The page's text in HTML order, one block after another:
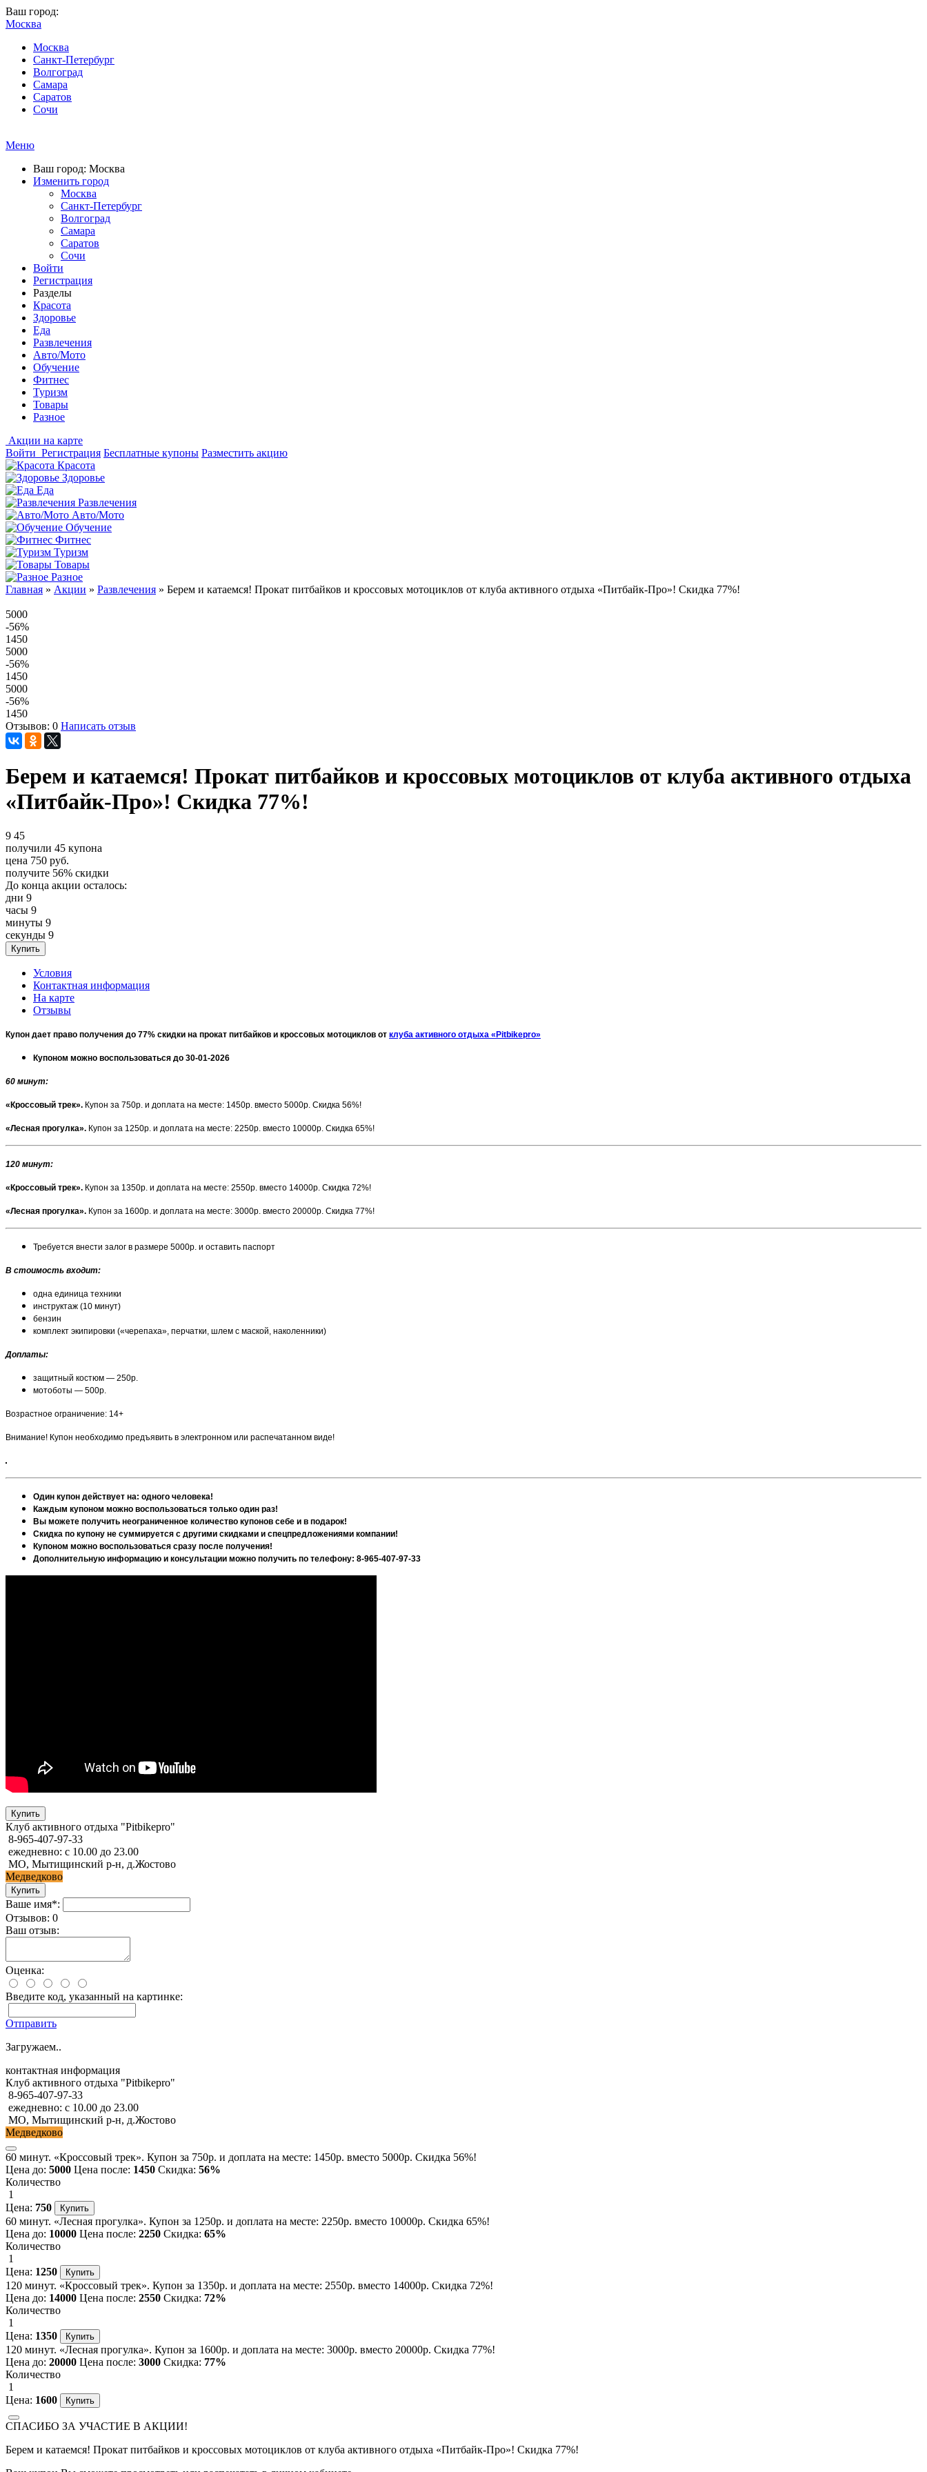
Ваш город:
Москва
Москва
Санкт-Петербург
Волгоград
Самара
Саратов
Сочи
Меню
Ваш город: Москва
Изменить город
Москва
Санкт-Петербург
Волгоград
Самара
Саратов
Сочи
Войти
Регистрация
Разделы
Красота
Здоровье
Еда
Развлечения
Авто/Мото
Обучение
Фитнес
Туризм
Товары
Разное
Акции на карте
Войти Регистрация Бесплатные купоны Разместить акцию
Красота
Здоровье
Еда
Развлечения
Авто/Мото
Обучение
Фитнес
Туризм
Товары
Разное
Главная » Акции » Развлечения » Берем и катаемся! Прокат питбайков и кроссовых мотоциклов от клуба активного отдыха «Питбайк-Про»! Скидка 77%!
5000
-56%
1450
5000
-56%
1450
5000
-56%
1450
Отзывов: 0 Написать отзыв
Берем и катаемся! Прокат питбайков и кроссовых мотоциклов от клуба активного отдыха
«Питбайк-Про»! Скидка 77%!
9 45
получили 45 купона
цена 750 руб.
получите 56% скидки
До конца акции осталось:
дни 9
часы 9
минуты 9
секунды 9
Условия
Контактная информация
На карте
Отзывы
Купон дает право получения до 77% скидки на прокат питбайков и кроссовых мотоциклов от клуба активного отдыха «Pitbikepro»
Купоном можно воспользоваться до 30-01-2026
60 минут:
«Кроссовый трек». Купон за 750р. и доплата на месте: 1450р. вместо 5000р. Скидка 56%!
«Лесная прогулка». Купон за 1250р. и доплата на месте: 2250р. вместо 10000р. Скидка 65%!
120 минут:
«Кроссовый трек». Купон за 1350р. и доплата на месте: 2550р. вместо 14000р. Скидка 72%!
«Лесная прогулка». Купон за 1600р. и доплата на месте: 3000р. вместо 20000р. Скидка 77%!
Требуется внести залог в размере 5000р. и оставить паспорт
В стоимость входит:
одна единица техники
инструктаж (10 минут)
бензин
комплект экипировки («черепаха», перчатки, шлем с маской, наколенники)
Доплаты:
защитный костюм — 250р.
мотоботы — 500р.
Возрастное ограничение: 14+
Внимание! Купон необходимо предъявить в электронном или распечатанном виде!
Один купон действует на: одного человека!
Каждым купоном можно воспользоваться только один раз!
Вы можете получить неограниченное количество купонов себе и в подарок!
Скидка по купону не суммируется с другими скидками и спецпредложениями компании!
Купоном можно воспользоваться сразу после получения!
Дополнительную информацию и консультации можно получить по телефону: 8-965-407-97-33
Клуб активного отдыха "Pitbikepro"
8-965-407-97-33
ежедневно: с 10.00 до 23.00
МО, Мытищинский р-н, д.Жостово
Медведково
Ваше имя*:
Отзывов: 0
Ваш отзыв:
Оценка:
Введите код, указанный на картинке:
Отправить
Загружаем..
контактная информация
Клуб активного отдыха "Pitbikepro"
8-965-407-97-33
ежедневно: с 10.00 до 23.00
МО, Мытищинский р-н, д.Жостово
Медведково
60 минут. «Кроссовый трек». Купон за 750р. и доплата на месте: 1450р. вместо 5000р. Скидка 56%!
Цена до: 5000 Цена после: 1450 Скидка: 56%
Количество
1
Цена: 750
60 минут. «Лесная прогулка». Купон за 1250р. и доплата на месте: 2250р. вместо 10000р. Скидка 65%!
Цена до: 10000 Цена после: 2250 Скидка: 65%
Количество
1
Цена: 1250
120 минут. «Кроссовый трек». Купон за 1350р. и доплата на месте: 2550р. вместо 14000р. Скидка 72%!
Цена до: 14000 Цена после: 2550 Скидка: 72%
Количество
1
Цена: 1350
120 минут. «Лесная прогулка». Купон за 1600р. и доплата на месте: 3000р. вместо 20000р. Скидка 77%!
Цена до: 20000 Цена после: 3000 Скидка: 77%
Количество
1
Цена: 1600
СПАСИБО ЗА УЧАСТИЕ В АКЦИИ!
Берем и катаемся! Прокат питбайков и кроссовых мотоциклов от клуба активного отдыха «Питбайк-Про»! Скидка 77%!